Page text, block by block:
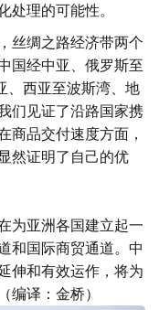
处理的可能性。
丝绸之路经济带两个
国经中亚、俄罗斯至
、西亚至波斯湾、地
们见证了沿路国家携
商品交付速度方面，
然证明了自己的优
为亚洲各国建立起一
和国际商贸通道。中
伸和有效运作，将为
编译：金桥）